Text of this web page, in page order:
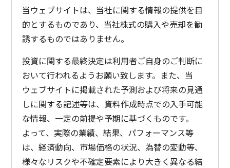
当ウェブサイトは、当社に関する情報の提供を目
的とするものであり、当社株式の購入や売却を勧
誘するものではありません。
投資に関する最終決定は利用者ご自身のご判断に
おいて行われるようお願い致します。また、当
ウェブサイトに掲載された予測および将来の見通
しに関する記述等は、資料作成時点での入手可能
な情報、一定の前提や予期に基づくものです。
よって、実際の業績、結果、パフォーマンス等
は、経済動向、市場価格の状況、為替の変動等、
様々なリスクや不確定要素により大きく異なる結